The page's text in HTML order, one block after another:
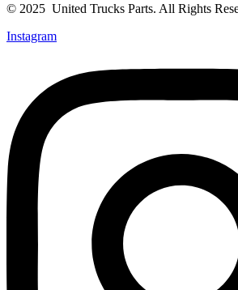
© 2025 United Trucks Parts. All Rights
Instagram